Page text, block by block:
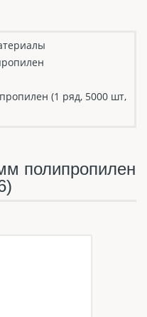
(1 ряд, 5000 шт,
полипропилен